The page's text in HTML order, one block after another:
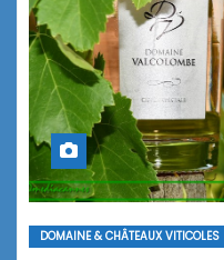
DOMAINE & CHÂTEAUX VITICOLES